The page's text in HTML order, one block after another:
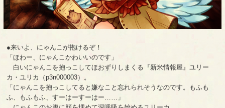
●来いよ、にゃんこが抱けるぞ！
「ほわー、にゃんこかわいいのです」
白いにゃんこを抱っこしてほおずりしまくる『新米情報屋』ユリー
カ・ユリカ（p3n000003）。
「にゃんこを抱っこしてると嫌なこと忘れられそうなのです。もふも
ふ、もふもふ、すーはーすーはー……」